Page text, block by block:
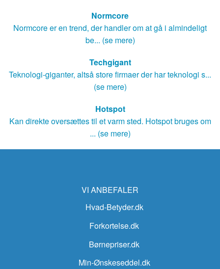
Normcore
Normcore er en trend, der handler om at gå i almindeligt
be... (se mere)
Techgigant
Teknologi-giganter, altså store firmaer der har teknologi s...
(se mere)
Hotspot
Kan direkte oversættes til et varm sted. Hotspot bruges om
... (se mere)
VI ANBEFALER
Hvad-Betyder.dk
Forkortelse.dk
Børnepriser.dk
Min-Ønskeseddel.dk